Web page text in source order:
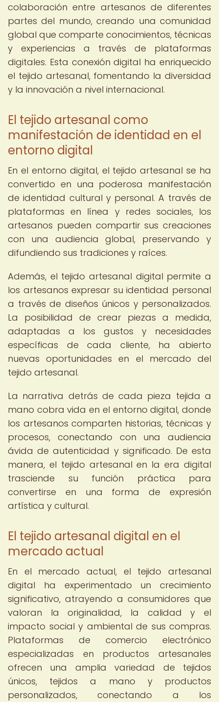
colaboración entre artesanos de diferentes
partes del mundo, creando una comunidad
global que comparte conocimientos, técnicas
y experiencias a través de plataformas
digitales. Esta conexión digital ha enriquecido
el tejido artesanal, fomentando la diversidad
y la innovación a nivel internacional.
El tejido artesanal como
manifestación de identidad en el
entorno digital
En el entorno digital, el tejido artesanal se ha
convertido en una poderosa manifestación
de identidad cultural y personal. A través de
plataformas en línea y redes sociales, los
artesanos pueden compartir sus creaciones
con una audiencia global, preservando y
difundiendo sus tradiciones y raíces.
Además, el tejido artesanal digital permite a
los artesanos expresar su identidad personal
a través de diseños únicos y personalizados.
La posibilidad de crear piezas a medida,
adaptadas a los gustos y necesidades
específicas de cada cliente, ha abierto
nuevas oportunidades en el mercado del
tejido artesanal.
La narrativa detrás de cada pieza tejida a
mano cobra vida en el entorno digital, donde
los artesanos comparten historias, técnicas y
procesos, conectando con una audiencia
ávida de autenticidad y significado. De esta
manera, el tejido artesanal en la era digital
trasciende su función práctica para
convertirse en una forma de expresión
artística y cultural.
El tejido artesanal digital en el
mercado actual
En el mercado actual, el tejido artesanal
digital ha experimentado un crecimiento
significativo, atrayendo a consumidores que
valoran la originalidad, la calidad y el
impacto social y ambiental de sus compras.
Plataformas de comercio electrónico
especializadas en productos artesanales
ofrecen una amplia variedad de tejidos
únicos, tejidos a mano y productos
personalizados, conectando a los